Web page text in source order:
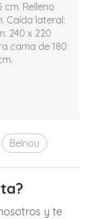
cm. Relleno
Caída lateral:
240 x 220
cama de 180
Belnou
y te